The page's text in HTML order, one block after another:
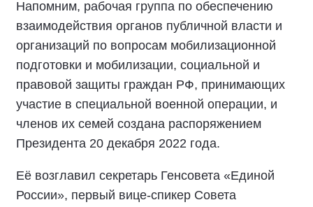
Напомним, рабочая группа по обеспечению
взаимодействия органов публичной власти и
организаций по вопросам мобилизационной
подготовки и мобилизации, социальной и
правовой защиты граждан РФ, принимающих
участие в специальной военной операции, и
членов их семей создана распоряжением
Президента 20 декабря 2022 года.
Её возглавил секретарь Генсовета «Единой
России», первый вице-спикер Совета